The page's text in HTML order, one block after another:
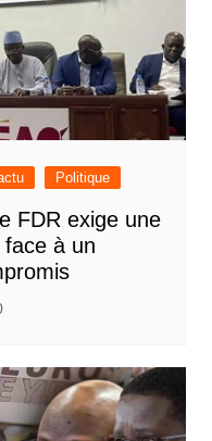
Politique
FDR exige une
à un